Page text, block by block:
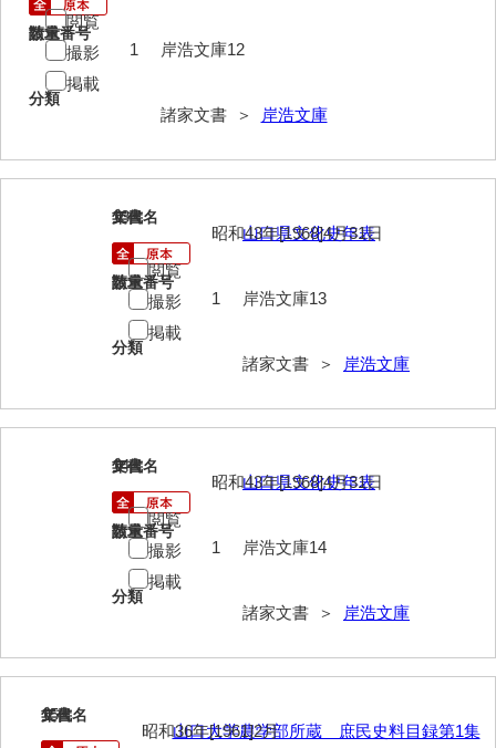
兼田家文書
亀田家文書
賀屋家文書
河北家文書
河野家文書（美祢市）
河野英男収集資料
神田一・二宮関係文書
神本正律文書
岸村家文書
請求番号
岸浩文庫12
分類
諸家文書 ＞ 岸浩文庫
数量
1
閲覧
撮影
掲載
13
文書名
山口県文化史年表
請求番号
岸浩文庫13
分類
諸家文書 ＞ 岸浩文庫
年代
昭和43年[1968]4月31日
数量
1
閲覧
撮影
掲載
14
文書名
山口県文化史年表
請求番号
岸浩文庫14
分類
諸家文書 ＞ 岸浩文庫
年代
昭和43年[1968]4月31日
数量
1
閲覧
撮影
掲載
15
文書名
山口大学農学部所蔵 庶民史料目録第1集
年代
昭和36年[1961]2月